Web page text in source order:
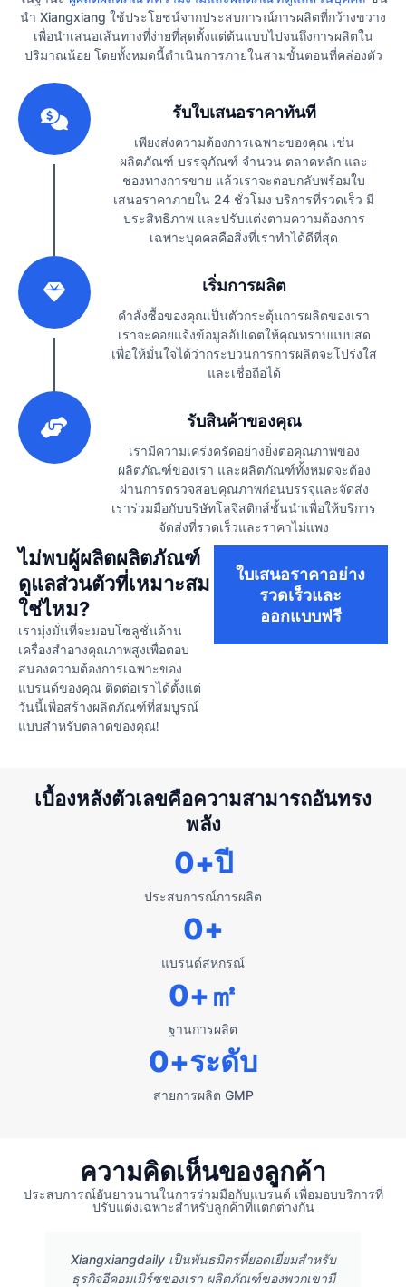
นำ Xiangxiang ใช้ประโยชน์จากประสบการณ์การผลิตที่กว้างขวาง
เพื่อนำเสนอเส้นทางที่ง่ายที่สุดตั้งแต่ต้นแบบไปจนถึงการผลิตใน
ปริมาณน้อย โดยทั้งหมดนี้ดำเนินการภายในสามขั้นตอนที่คล่องตัว
รับใบเสนอราคาทันที
เพียงส่งความต้องการเฉพาะของคุณ เช่น
ผลิตภัณฑ์ บรรจุภัณฑ์ จำนวน ตลาดหลัก และ
ช่องทางการขาย แล้วเราจะตอบกลับพร้อมใบ
เสนอราคาภายใน 24 ชั่วโมง บริการที่รวดเร็ว มี
ประสิทธิภาพ และปรับแต่งตามความต้องการ
เฉพาะบุคคลคือสิ่งที่เราทำได้ดีที่สุด
เริ่มการผลิต
คำสั่งซื้อของคุณเป็นตัวกระตุ้นการผลิตของเรา
เราจะคอยแจ้งข้อมูลอัปเดตให้คุณทราบแบบสด
เพื่อให้มั่นใจได้ว่ากระบวนการการผลิตจะโปร่งใส
และเชื่อถือได้
รับสินค้าของคุณ
เรามีความเคร่งครัดอย่างยิ่งต่อคุณภาพของ
ผลิตภัณฑ์ของเรา และผลิตภัณฑ์ทั้งหมดจะต้อง
ผ่านการตรวจสอบคุณภาพก่อนบรรจุและจัดส่ง
เราร่วมมือกับบริษัทโลจิสติกส์ชั้นนำเพื่อให้บริการ
จัดส่งที่รวดเร็วและราคาไม่แพง
ไม่พบผู้ผลิตผลิตภัณฑ์
ดูแลส่วนตัวที่เหมาะสม
ใช่ไหม?
เรามุ่งมั่นที่จะมอบโซลูชั่นด้าน
เครื่องสำอางคุณภาพสูงเพื่อตอบ
สนองความต้องการเฉพาะของ
แบรนด์ของคุณ ติดต่อเราได้ตั้งแต่
วันนี้เพื่อสร้างผลิตภัณฑ์ที่สมบูรณ์
แบบสำหรับตลาดของคุณ!
ใบเสนอราคาอย่าง
รวดเร็วและ
ออกแบบฟรี
เบื้องหลังตัวเลขคือความสามารถอันทรง
พลัง
ประสบการณ์การผลิต
0+ปี
แบรนด์สหกรณ์
0+
ฐานการผลิต
0+㎡
สายการผลิต GMP
0+ระดับ
ความคิดเห็นของลูกค้า
ประสบการณ์อันยาวนานในการร่วมมือกับแบรนด์ เพื่อมอบบริการที่
ปรับแต่งเฉพาะสำหรับลูกค้าที่แตกต่างกัน
Xiangxiangdaily เป็นพันธมิตรที่ยอดเยี่ยมสำหรับ
ธุรกิจอีคอมเมิร์ซของเรา ผลิตภัณฑ์ของพวกเขามี